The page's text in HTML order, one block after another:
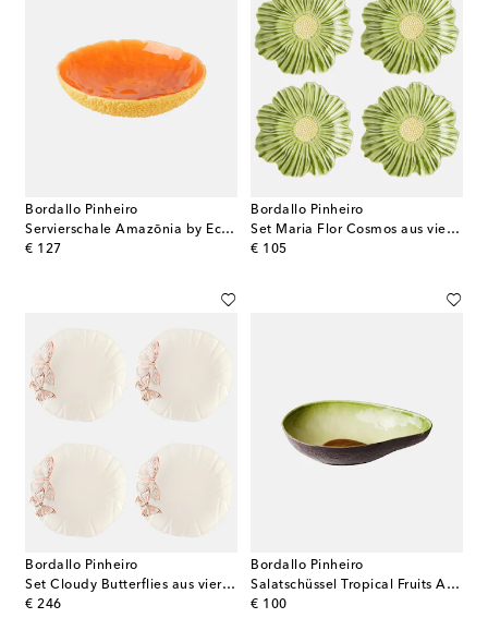
Bordallo Pinheiro
Servierschale Amazōnia by EcoArts
€ 127
original price
Bordallo Pinheiro
Set Maria Flor Cosmos aus vier Desserttellern
€ 105
original price
Bordallo Pinheiro
Set Cloudy Butterflies aus vier Speisetellern by Claudia Schiffer
€ 246
original price
Bordallo Pinheiro
Salatschüssel Tropical Fruits Avocado
€ 100
original price